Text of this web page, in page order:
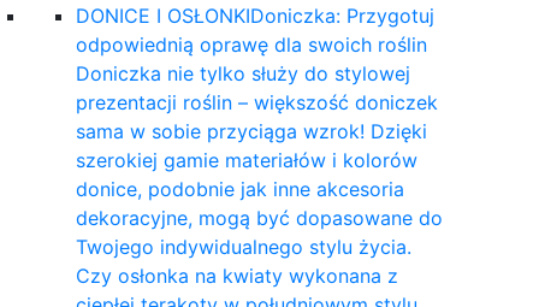
DONICE I OSŁONKIDoniczka: Przygotuj
odpowiednią oprawę dla swoich roślin
Doniczka nie tylko służy do stylowej
prezentacji roślin – większość doniczek
sama w sobie przyciąga wzrok! Dzięki
szerokiej gamie materiałów i kolorów
donice, podobnie jak inne akcesoria
dekoracyjne, mogą być dopasowane do
Twojego indywidualnego stylu życia.
Czy osłonka na kwiaty wykonana z